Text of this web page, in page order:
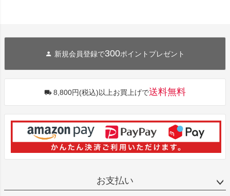
新規会員登録で300ポイントプレゼント
8,800円(税込)以上お買上げで送料無料
お支払い